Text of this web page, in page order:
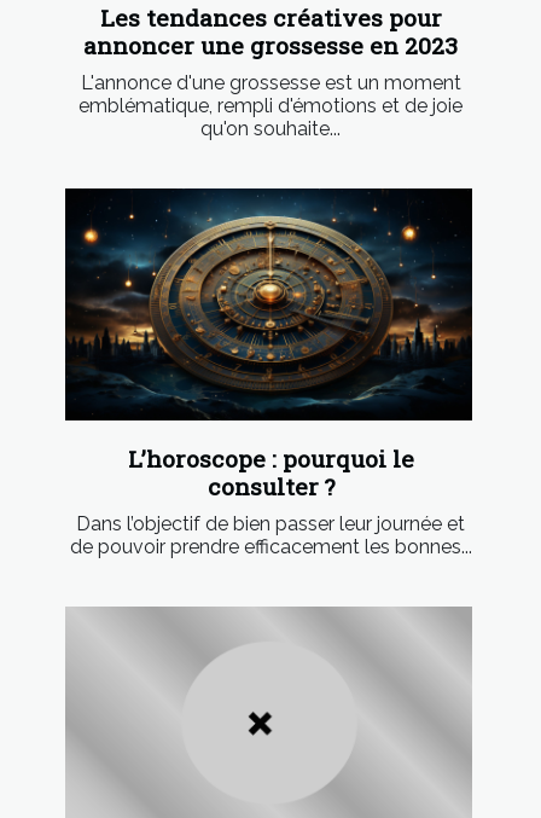
Les tendances créatives pour
annoncer une grossesse en 2023
L'annonce d'une grossesse est un moment
emblématique, rempli d'émotions et de joie
qu'on souhaite...
L’horoscope : pourquoi le
consulter ?
Dans l’objectif de bien passer leur journée et
de pouvoir prendre efficacement les bonnes...